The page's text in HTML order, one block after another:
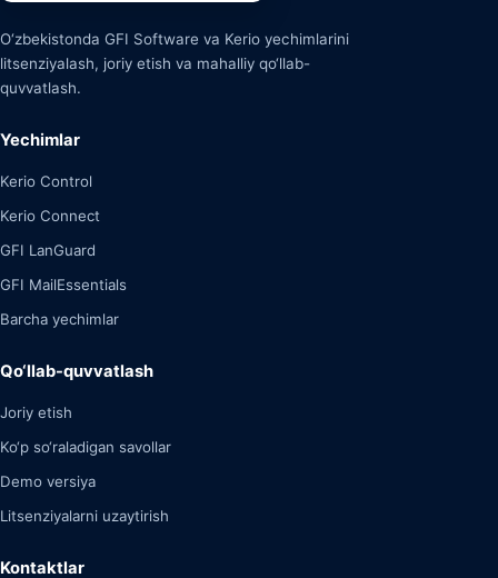
O‘zbekistonda GFI Software va Kerio yechimlarini
litsenziyalash, joriy etish va mahalliy qo‘llab-
quvvatlash.
Yechimlar
Kerio Control
Kerio Connect
GFI LanGuard
GFI MailEssentials
Barcha yechimlar
Qo‘llab-quvvatlash
Joriy etish
Ko‘p so‘raladigan savollar
Demo versiya
Litsenziyalarni uzaytirish
Kontaktlar